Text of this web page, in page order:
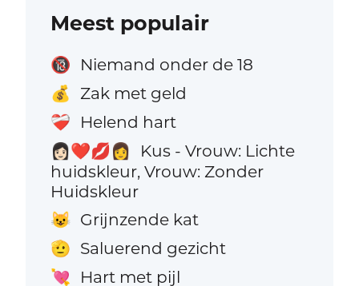
Meest populair
🔞 Niemand onder de 18
💰 Zak met geld
❤️‍🩹 Helend hart
👩🏻‍❤️‍💋‍👩
Kus - Vrouw: Lichte
huidskleur, Vrouw: Zonder
Huidskleur
😺 Grijnzende kat
🫡 Saluerend gezicht
💘 Hart met pijl